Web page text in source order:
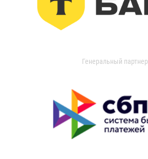
Генеральный партнер